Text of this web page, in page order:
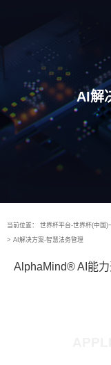
AI解
当前位置： 世界杯平台-世界杯(中国)
> AI解决方案-智慧法务管理
AlphaMind® AI能